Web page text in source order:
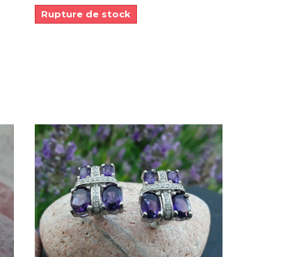
Rupture de stock
APERÇU RAPIDE